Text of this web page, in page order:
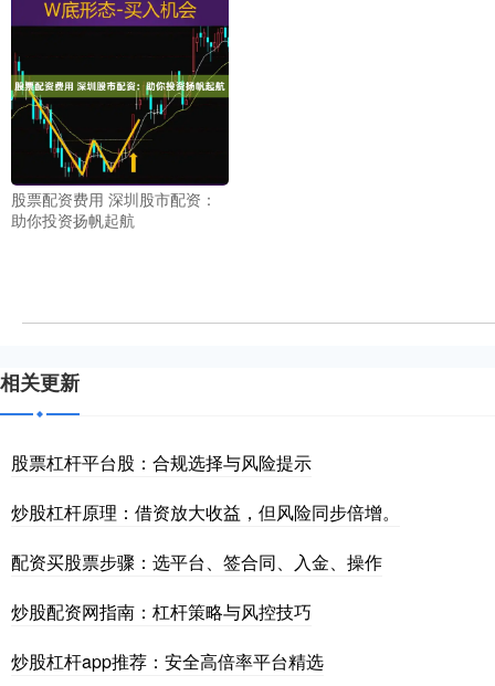
股票配资费用 深圳股市配资：
助你投资扬帆起航
相关更新
股票杠杆平台股：合规选择与风险提示
炒股杠杆原理：借资放大收益，但风险同步倍增。
配资买股票步骤：选平台、签合同、入金、操作
炒股配资网指南：杠杆策略与风控技巧
炒股杠杆app推荐：安全高倍率平台精选